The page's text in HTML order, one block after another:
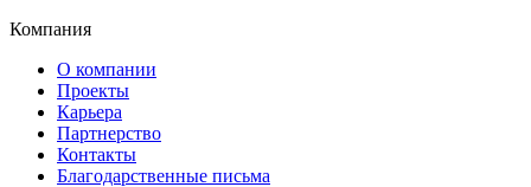
Компания
О компании
Проекты
Карьера
Партнерство
Контакты
Благодарственные письма